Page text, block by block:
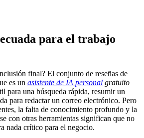
para el trabajo
final? El conjunto de reseñas de
es un asistente de IA personal gratuito
para una búsqueda rápida, resumir un
para redactar un correo electrónico. Pero
la falta de conocimiento profundo y la
con otras herramientas significan que no
nada crítico para el negocio.